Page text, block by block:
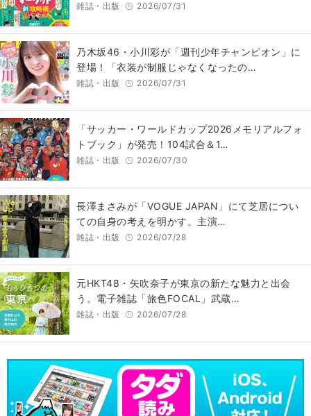
雑誌・出版 2026/07/31
乃木坂46・小川彩が「週刊少年チャンピオン」に
登場！「衣装が制服じゃなくなったの…
雑誌・出版 2026/07/31
「サッカー・ワールドカップ2026メモリアルフォ
トブック」が発売！104試合＆1…
雑誌・出版 2026/07/30
長澤まさみが「VOGUE JAPAN」にて芝居につい
ての自身の考えを明かす。主演…
雑誌・出版 2026/07/28
元HKT48・矢吹奈子が東京の新たな魅力と出会
う。電子雑誌「旅色FOCAL」武蔵…
雑誌・出版 2026/07/28